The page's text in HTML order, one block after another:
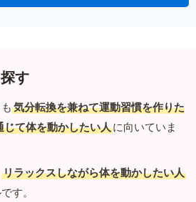
す
気分転換を兼ねて運動習慣を作りた
じて体を動かしたい人に向いていま
リラックスしながら体を動かしたい人
す。